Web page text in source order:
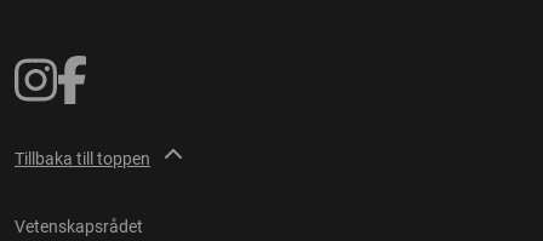
Tillbaka till toppen
Vetenskapsrådet